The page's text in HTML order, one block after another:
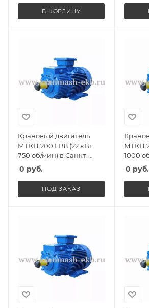
В КОРЗИНУ
Крановый двигатель
МТКН 200 LB8 (22 кВт
750 об/мин) в Санкт-
Петербурге, Спб
0 руб.
ПОД ЗАКАЗ
МТКН
1000
0 руб.